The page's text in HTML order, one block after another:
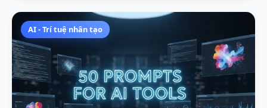
AI - Trí tuệ nhân tạo